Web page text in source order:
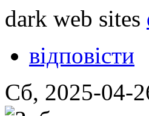
dark web sites
відповісти
Сб, 2025-04-